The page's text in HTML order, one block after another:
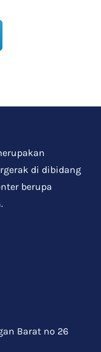
di dibidang
berupa
Barat no 26